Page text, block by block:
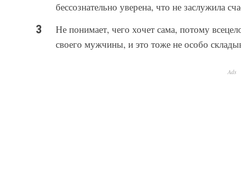
бессознательно уверена, что не заслужила
Не понимает, чего хочет сама, потому
своего мужчины, и это тоже не особо
Ads